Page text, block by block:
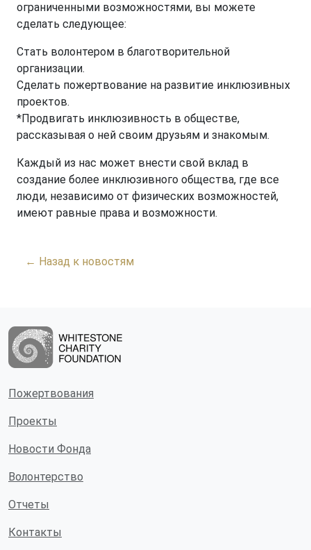
ограниченными возможностями, вы можете
сделать следующее:
Стать волонтером в благотворительной
организации.
Сделать пожертвование на развитие инклюзивных
проектов.
*Продвигать инклюзивность в обществе,
рассказывая о ней своим друзьям и знакомым.
Каждый из нас может внести свой вклад в
создание более инклюзивного общества, где все
люди, независимо от физических возможностей,
имеют равные права и возможности.
← Назад к новостям
Пожертвования
Проекты
Новости Фонда
Волонтерство
Отчеты
Контакты